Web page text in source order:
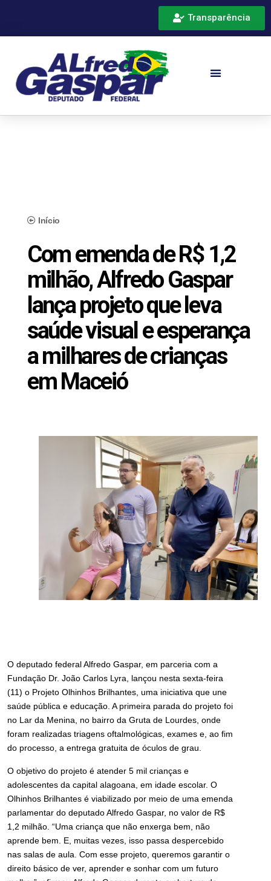
Transparência
Início
Com emenda de R$ 1,2
milhão, Alfredo Gaspar
lança projeto que leva
saúde visual e esperança
a milhares de crianças
em Maceió
O deputado federal Alfredo Gaspar, em parceria com a
Fundação Dr. João Carlos Lyra, lançou nesta sexta-feira
(11) o Projeto Olhinhos Brilhantes, uma iniciativa que une
saúde pública e educação. A primeira parada do projeto foi
no Lar da Menina, no bairro da Gruta de Lourdes, onde
foram realizadas triagens oftalmológicas, exames e, ao fim
do processo, a entrega gratuita de óculos de grau.
O objetivo do projeto é atender 5 mil crianças e
adolescentes da capital alagoana, em idade escolar. O
Olhinhos Brilhantes é viabilizado por meio de uma emenda
parlamentar do deputado Alfredo Gaspar, no valor de R$
1,2 milhão. “Uma criança que não enxerga bem, não
aprende bem. E, muitas vezes, isso passa despercebido
nas salas de aula. Com esse projeto, queremos garantir o
direito básico de ver, aprender e sonhar com um futuro